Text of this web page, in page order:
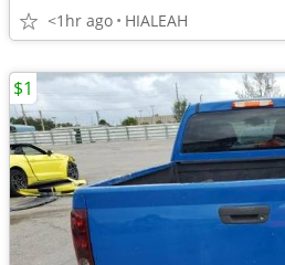
<1hr ago HIALEAH
$1